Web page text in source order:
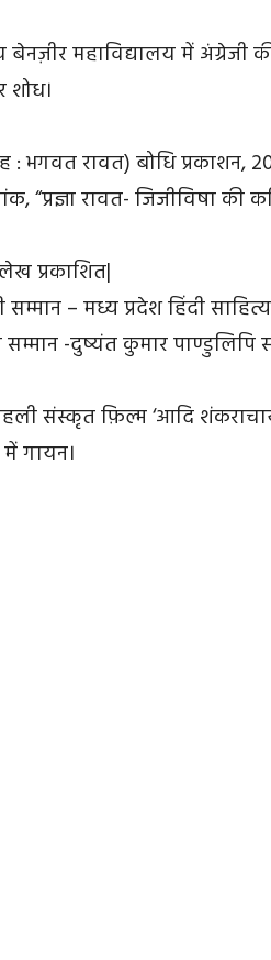
महाविद्यालय में अंग्रेजी की
शोध।
भगवत रावत) बोधि प्रकाशन,
“प्रज्ञा रावत- जिजीविषा की
प्रकाशित|
– मध्य प्रदेश हिंदी
सम्मान -दुष्यंत कुमार पाण्डुलिपि
संस्कृत फ़िल्म ‘आदि
गायन।